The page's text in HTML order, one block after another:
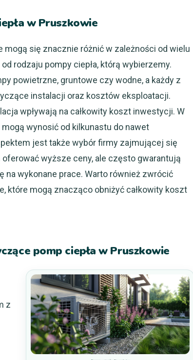
w Pruszkowie
się znacznie różnić w zależności od wielu
rodzaju pompy ciepła, którą wybierzemy.
powietrzne, gruntowe czy wodne, a każdy z
instalacji oraz kosztów eksploatacji.
wpływają na całkowity koszt inwestycji. W
wynosić od kilkunastu do nawet
jest także wybór firmy zajmującej się
wyższe ceny, ale często gwarantują
na wykonane prace. Warto również zwrócić
które mogą znacząco obniżyć całkowity koszt
pomp ciepła w Pruszkowie
z